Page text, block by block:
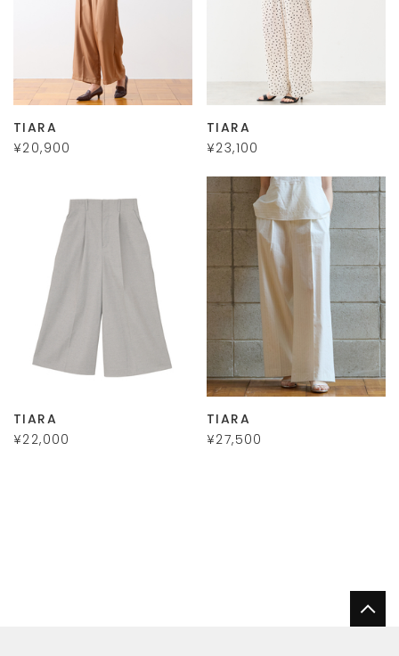
TIARA
¥20,900
TIARA
¥23,100
TIARA
¥22,000
TIARA
¥27,500